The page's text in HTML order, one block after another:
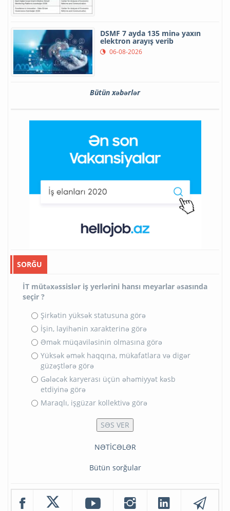
DSMF 7 ayda 135 minə yaxın
elektron arayış verib
06-08-2026
Bütün xəbərlər
SORĞU
İT mütəxəssislər iş yerlərini hansı meyarlar əsasında
seçir ?
Şirkətin yüksək statusuna görə
İşin, layihənin xarakterinə görə
Əmək müqaviləsinin olmasına görə
Yüksək əmək haqqına, mükafatlara və digər
güzəştlərə görə
Gələcək karyerası üçün əhəmiyyət kəsb
etdiyinə görə
Maraqlı, işgüzar kollektivə görə
NƏTİCƏLƏR
Bütün sorğular